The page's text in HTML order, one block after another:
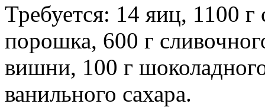
Требуется: 14 яиц, 1100 г
порошка, 600 г
вишни, 100 г
ванильного сахара.